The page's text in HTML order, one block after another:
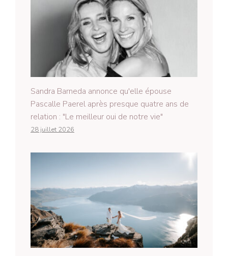
Sandra Barneda annonce qu'elle épouse
Pascalle Paerel après presque quatre ans de
relation : "Le meilleur oui de notre vie"
28 juillet 2026